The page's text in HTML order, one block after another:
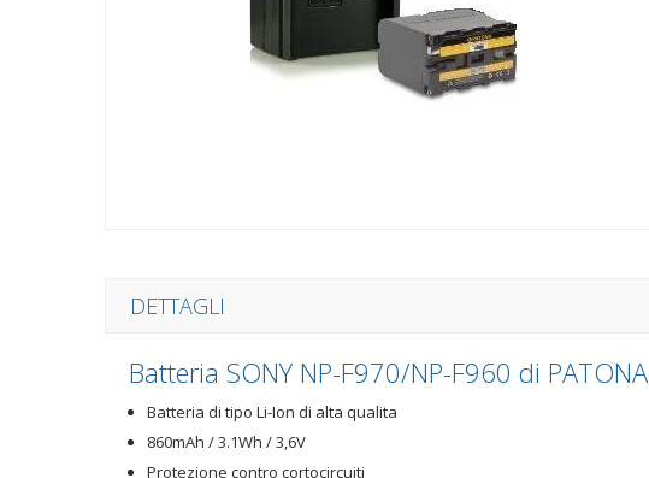
DETTAGLI
Batteria SONY NP-F970/NP-F960 di PATONA
Batteria di tipo Li-Ion di alta qualita
860mAh / 3.1Wh / 3,6V
Protezione contro cortocircuiti